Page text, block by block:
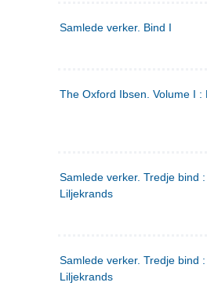
Samlede verker. Bind I
The Oxford Ibsen. Volume I :
Samlede verker. Tredje bind :
Liljekrands
Samlede verker. Tredje bind :
Liljekrands